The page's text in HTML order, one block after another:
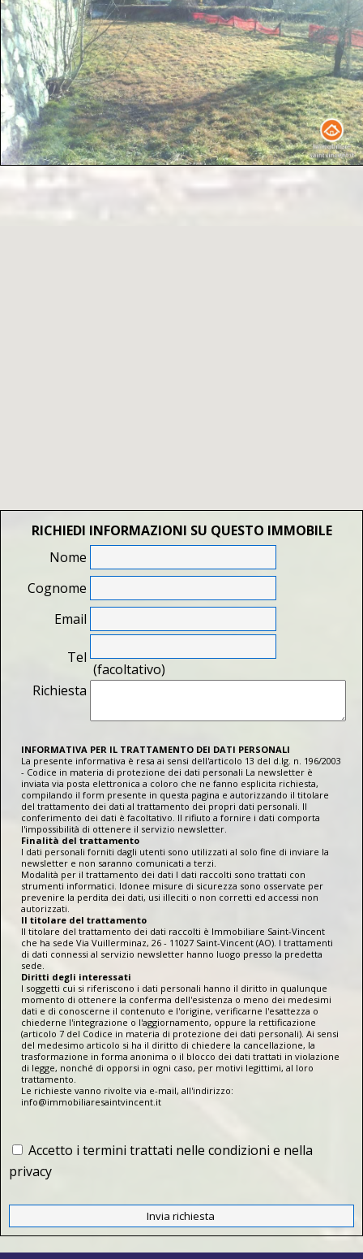
RICHIEDI INFORMAZIONI SU QUESTO IMMOBILE
Nome
Cognome
Email
Tel
(facoltativo)
Richiesta
INFORMATIVA PER IL TRATTAMENTO DEI DATI PERSONALI
La presente informativa è resa ai sensi dell'articolo 13 del d.lg. n. 196/2003
- Codice in materia di protezione dei dati personali La newsletter è
inviata via posta elettronica a coloro che ne fanno esplicita richiesta,
compilando il form presente in questa pagina e autorizzando il titolare
del trattamento dei dati al trattamento dei propri dati personali. Il
conferimento dei dati è facoltativo. Il rifiuto a fornire i dati comporta
l'impossibilità di ottenere il servizio newsletter.
Finalità del trattamento
I dati personali forniti dagli utenti sono utilizzati al solo fine di inviare la
newsletter e non saranno comunicati a terzi.
Modalità per il trattamento dei dati I dati raccolti sono trattati con
strumenti informatici. Idonee misure di sicurezza sono osservate per
prevenire la perdita dei dati, usi illeciti o non corretti ed accessi non
autorizzati.
Il titolare del trattamento
Il titolare del trattamento dei dati raccolti è Immobiliare Saint-Vincent
che ha sede Via Vuillerminaz, 26 - 11027 Saint-Vincent (AO). I trattamenti
di dati connessi al servizio newsletter hanno luogo presso la predetta
sede.
Diritti degli interessati
I soggetti cui si riferiscono i dati personali hanno il diritto in qualunque
momento di ottenere la conferma dell'esistenza o meno dei medesimi
dati e di conoscerne il contenuto e l'origine, verificarne l'esattezza o
chiederne l'integrazione o l'aggiornamento, oppure la rettificazione
(articolo 7 del Codice in materia di protezione dei dati personali). Ai sensi
del medesimo articolo si ha il diritto di chiedere la cancellazione, la
trasformazione in forma anonima o il blocco dei dati trattati in violazione
di legge, nonché di opporsi in ogni caso, per motivi legittimi, al loro
trattamento.
Le richieste vanno rivolte via e-mail, all'indirizzo:
info@immobiliaresaintvincent.it
Accetto i termini trattati nelle condizioni e nella
privacy